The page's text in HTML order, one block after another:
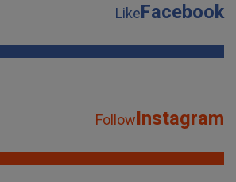
LikeFacebook
FollowInstagram